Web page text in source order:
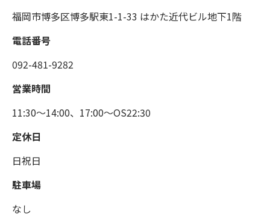
福岡市博多区博多駅東1-1-33 はかた近代ビル地下1階
電話番号
092-481-9282
営業時間
11:30～14:00、17:00～OS22:30
定休日
日祝日
駐車場
なし